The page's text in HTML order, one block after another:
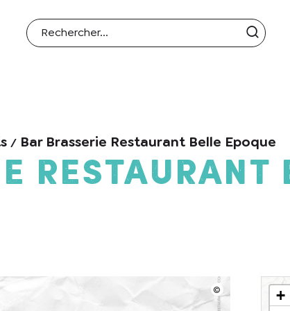
Bar Brasserie Restaurant Belle Epoque
Restaurant
+